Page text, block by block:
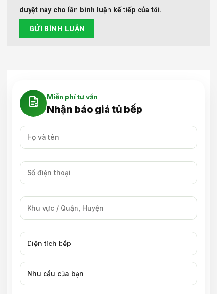
duyệt này cho lần bình luận kế tiếp của tôi.
Miễn phí tư vấn
Nhận báo giá tủ bếp